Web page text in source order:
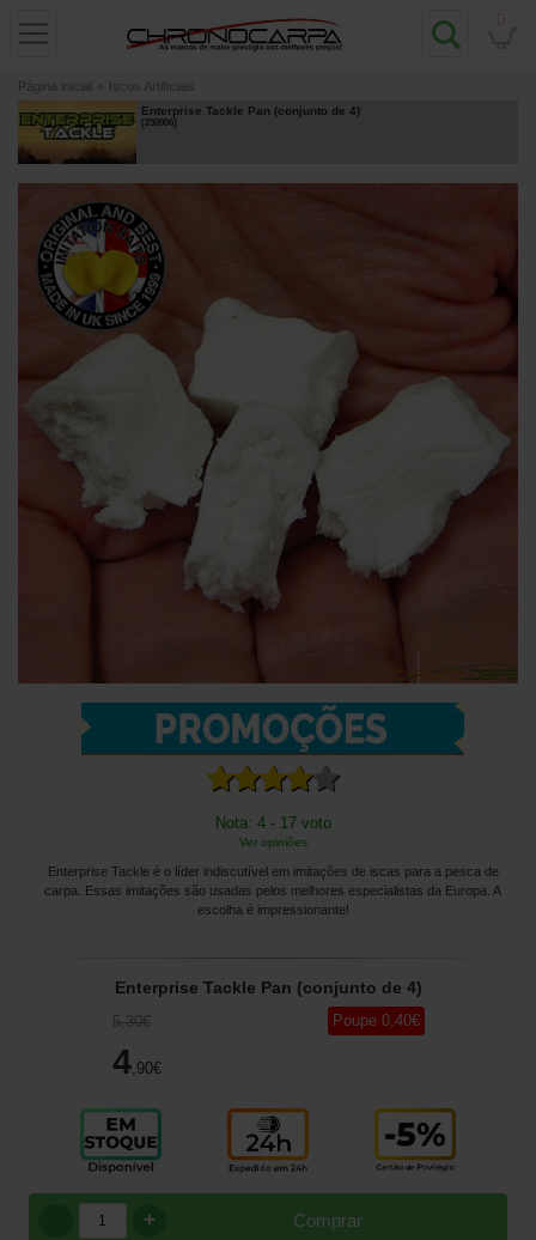
Página inicial » Iscos Artificiais
Enterprise Tackle Pan (conjunto de 4)
[230906]
Nota: 4 - 17 voto
Ver opiniões
Enterprise Tackle é o líder indiscutível em imitações de iscas para a pesca de
carpa. Essas imitações são usadas pelos melhores especialistas da Europa. A
escolha é impressionante!
Enterprise Tackle Pan (conjunto de 4)
5,30€
4,90€
Poupe 0,40€
Comprar
+